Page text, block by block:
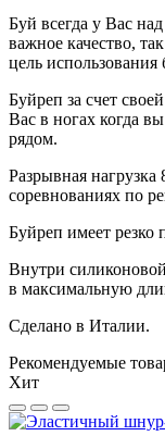
Буй всегда у Вас
важное качество,
цель использования
Буйреп за счет
Вас в ногах когда
рядом.
Разрывная нагрузка
соревнованиях по
Буйреп имеет резко
Внутри
в максимальную
Сделано в Италии.
Рекомендуемые
Хит